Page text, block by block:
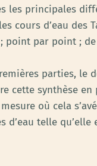
les principales
cours d’eau des
par point ;
parties,
cette synthèse
où cela
telle qu’elle